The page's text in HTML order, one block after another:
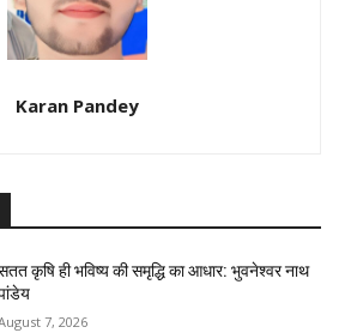
Karan Pandey
कृषि ही भविष्य की समृद्धि का आधार: भुवनेश्वर नाथ
7, 2026